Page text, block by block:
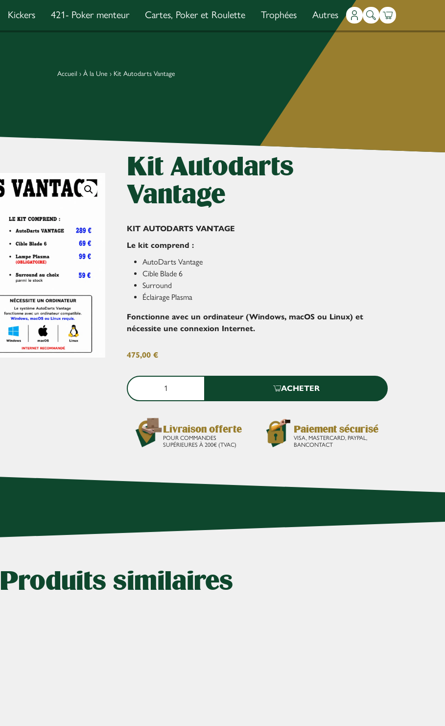
Kickers 421- Poker menteur Cartes, Poker et Roulette Trophées Autres Mon compte
Recherche
Panier
Accueil › À la Une › Kit Autodarts Vantage
Kit Autodarts
Vantage
KIT AUTODARTS VANTAGE
Le kit comprend :
AutoDarts Vantage
Cible Blade 6
Surround
Éclairage Plasma
Fonctionne avec un ordinateur (Windows, macOS ou Linux) et
nécessite une connexion Internet.
475,00€
ACHETER
Livraison offerte
POUR COMMANDES
SUPÉRIEURES À 200€ (TVAC)
Paiement sécurisé
VISA, MASTERCARD, PAYPAL,
BANCONTACT
Produits similaires